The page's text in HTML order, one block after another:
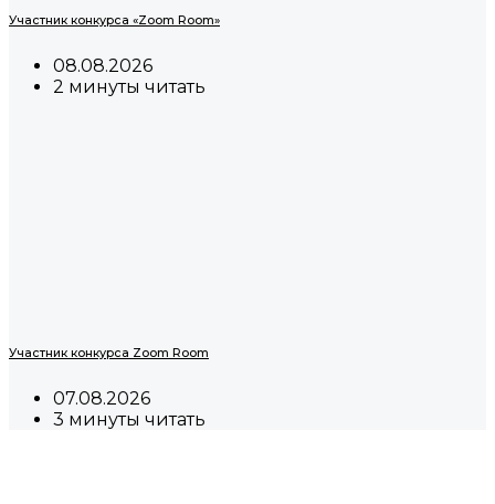
Участник конкурса «Zoom Room»
08.08.2026
2 минуты читать
Участник конкурса Zoom Room
07.08.2026
3 минуты читать